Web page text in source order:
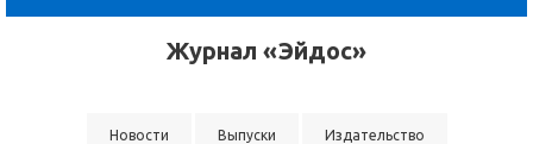
Журнал «Эйдос»
Новости Выпуски Издательство